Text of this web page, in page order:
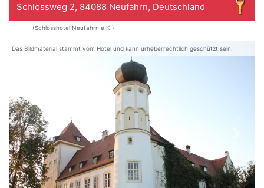
Schlossweg 2, 84088 Neufahrn, Deutschland
(Schlosshotel Neufahrn e.K.)
Das Bildmaterial stammt vom Hotel und kann urheberrechtlich geschützt sein.
Zurück